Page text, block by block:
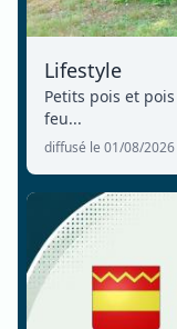
Lifestyle
Petits pois et
feu...
diffusé le 01/08/2026